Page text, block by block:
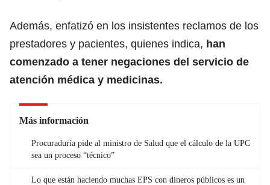
Además, enfatizó en los insistentes reclamos de los
prestadores y pacientes, quienes indica, han
comenzado a tener negaciones del servicio de
atención médica y medicinas.
Más información
Procuraduría pide al ministro de Salud que el cálculo de la UPC
sea un proceso “técnico”
Lo que están haciendo muchas EPS con dineros públicos es un